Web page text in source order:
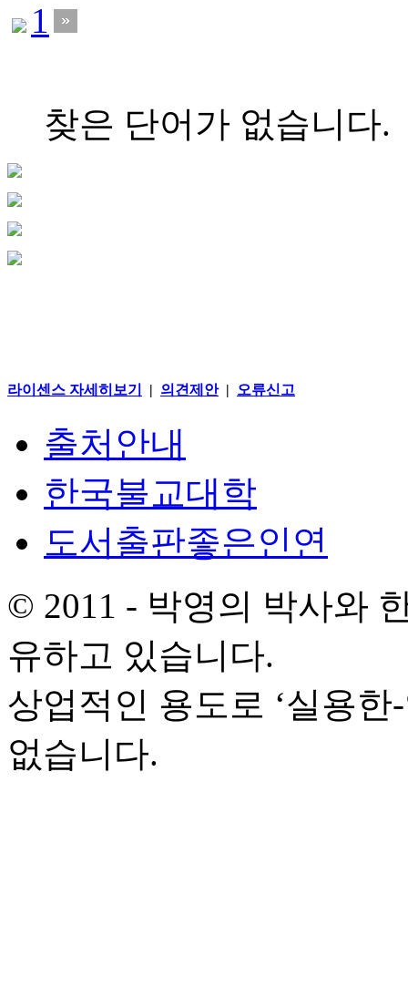
1
찾은 단어가 없습니다.
라이센스 자세히보기 | 의견제안| 오류신고
출처안내
한국불교대학
도서출판좋은인연
© 2011 - 박영의 박사와
유하고 있습니다.
상업적인 용도로 ‘실용
없습니다.